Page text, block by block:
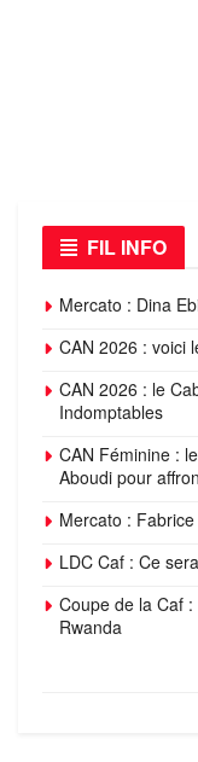
FIL INFO
Mercato : Dina
CAN 2026 : voici
CAN 2026 : le
Indomptables
CAN Féminine :
Aboudi pour
Mercato :
LDC Caf : Ce
Coupe de la Caf
Rwanda